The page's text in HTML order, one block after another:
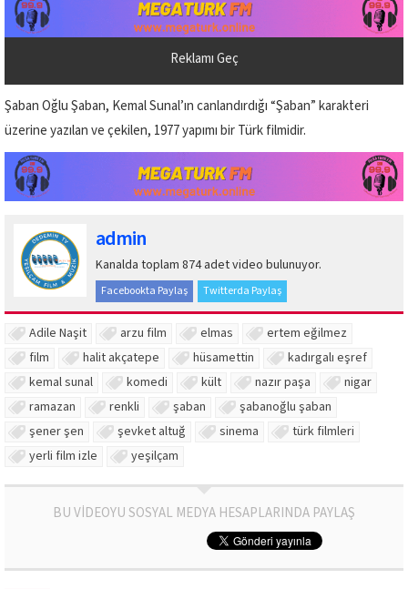
Reklamı Geç
Şaban Oğlu Şaban, Kemal Sunal’ın canlandırdığı “Şaban” karakteri
üzerine yazılan ve çekilen, 1977 yapımı bir Türk filmidir.
admin
Kanalda toplam 874 adet video bulunuyor.
Facebookta Paylaş Twitterda Paylaş
Adile Naşit arzu film elmas
ertem eğilmez
film
halit akçatepe hüsamettin
kadırgalı eşref
kemal sunal
komedi kült nazır paşa
nigar
ramazan
renkli şaban
şabanoğlu şaban
şener şen
şevket altuğ sinema
türk filmleri
yerli film izle
yeşilçam
BU VİDEOYU SOSYAL MEDYA HESAPLARINDA PAYLAŞ